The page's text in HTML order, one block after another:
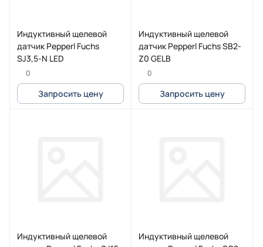
Индуктивный щелевой
датчик Pepperl Fuchs
SJ3,5-N LED
0
Запросить цену
Индуктивный щелевой
датчик Pepperl Fuchs SB2-
Z0 GELB
0
Запросить цену
Индуктивный щелевой
Индуктивный щелевой